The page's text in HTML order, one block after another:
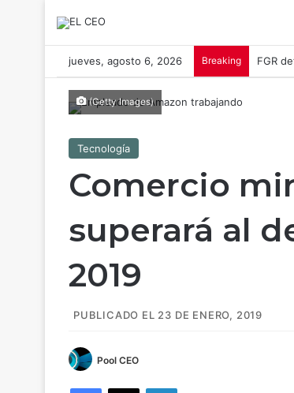
jueves, agosto 6, 2026 Breaking FGR
(Getty Images)
Tecnología
Comercio
superará al
2019
PUBLICADO EL 23 DE ENERO, 2019
Pool CEO